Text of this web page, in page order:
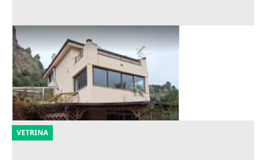
Asta Villa con terreni edificabili
Capaci (Palermo)
Offerta minima
310.400 €
14/09/2026
VETRINA